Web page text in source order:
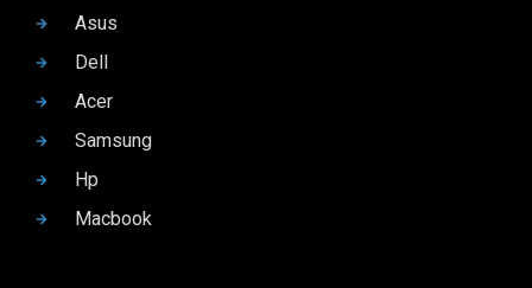
Asus
Dell
Acer
Samsung
Hp
Macbook